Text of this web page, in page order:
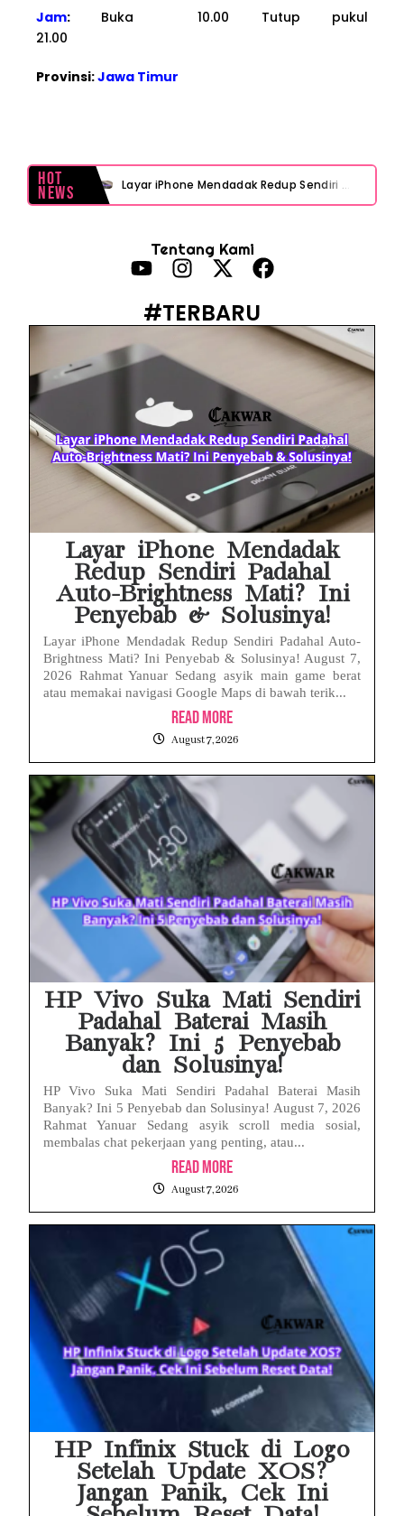
Jam: Buka 10.00 Tutup pukul
21.00
Provinsi:Jawa Timur
Hot
News Layar iPhone Mendadak Redup Sendiri Padahal Auto-Brightness Mati? Ini Penyebab & Solusinya!
Prabowo Sebut ‘Londo Ireng’, Ray Rangkuti Desak DPR Bersikap, Ini Ulasan Politiknya
MAKI Soroti Penahanan Eks Jampidsus Febrie Adriansyah Tanpa Rompi Pink
Babak Baru Kasus Febrie Adriansyah, Rencana Praperadilan Penyitaan Emas dan Uang Tunai Jadi Sorotan
Baterai Apple Watch Cepat Boros? Ini Penyebab dan Cara Mengatasinya
HP Huawei Cepat Panas? Ini Penyebab Utama dan Cara Mengatasinya
Tentang Kami
#TERBARU
Layar iPhone Mendadak
Redup Sendiri Padahal
Auto-Brightness Mati? Ini
Penyebab & Solusinya!
Layar iPhone Mendadak Redup Sendiri Padahal Auto-
Brightness Mati? Ini Penyebab & Solusinya! August 7,
2026 Rahmat Yanuar Sedang asyik main game berat
atau memakai navigasi Google Maps di bawah terik...
Read More
August 7, 2026
HP Vivo Suka Mati Sendiri
Padahal Baterai Masih
Banyak? Ini 5 Penyebab
dan Solusinya!
HP Vivo Suka Mati Sendiri Padahal Baterai Masih
Banyak? Ini 5 Penyebab dan Solusinya! August 7, 2026
Rahmat Yanuar Sedang asyik scroll media sosial,
membalas chat pekerjaan yang penting, atau...
Read More
August 7, 2026
HP Infinix Stuck di Logo
Setelah Update XOS?
Jangan Panik, Cek Ini